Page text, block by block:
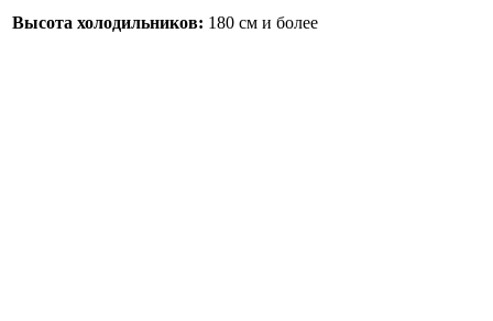
Высота холодильников: 180 см и более